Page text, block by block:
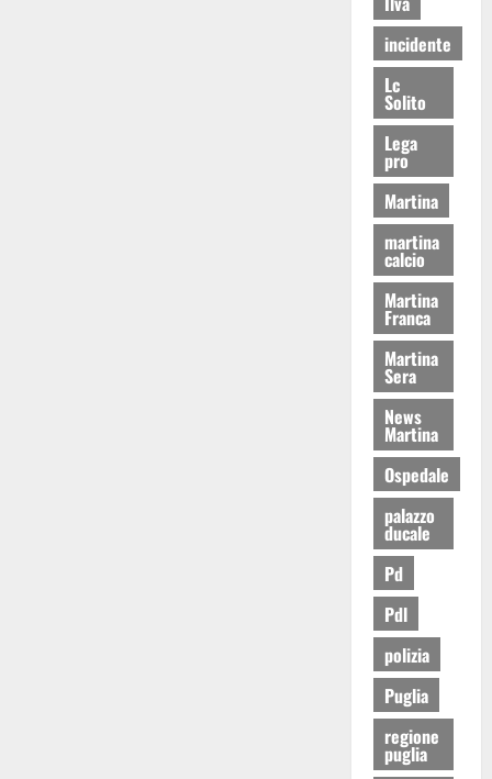
incidente
Lc
Solito
Lega
pro
Martina
martina
calcio
Martina
Franca
Martina
Sera
News
Martina
Ospedale
palazzo
ducale
Pd
Pdl
polizia
Puglia
regione
puglia